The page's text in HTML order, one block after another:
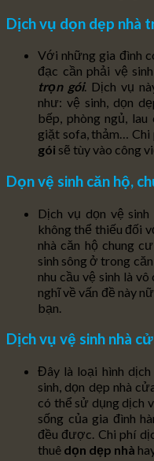
Dịch vụ dọn dẹp nhà
Với những gia đình
đạc cần phải vệ
trọn gói. Dịch vụ
như: vệ sinh, dọn
bếp, phòng ngủ,
giặt sofa, thảm… Chi
gói sẽ tùy vào công
Dọn vệ sinh căn hộ,
Dịch vụ dọn vệ
không thể thiếu đối
nhà căn hộ chung
sinh sông ở trong
nhu cầu vệ sinh là
nghĩ về vấn đề này
bạn.
Dịch vụ vệ sinh nhà
Đây là loại hình
sinh, dọn dẹp nhà
có thể sử dụng dịch
sống của gia đình
đều được. Chi phí
thuê dọn dẹp nhà